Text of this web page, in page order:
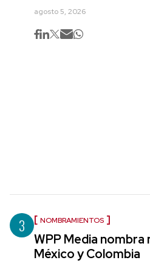
agosto 5, 2026
3 NOMBRAMIENTOS
WPP Media
México y Colombia